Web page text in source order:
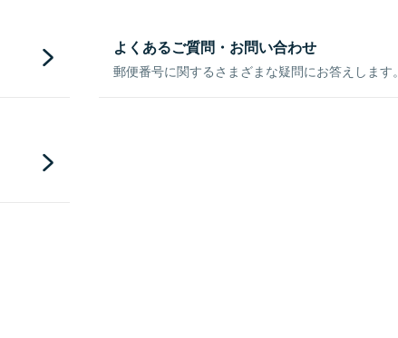
よくあるご質問・お問い合わせ
郵便番号に関するさまざまな疑問にお答えします。